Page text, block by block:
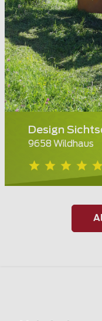
Design
9658 Wildhaus